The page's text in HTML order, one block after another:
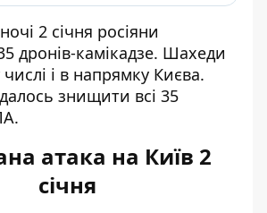
2 січня росіяни
дронів-камікадзе. Шахеди
і в напрямку Києва.
знищити всі 35
атака на Київ 2
січня